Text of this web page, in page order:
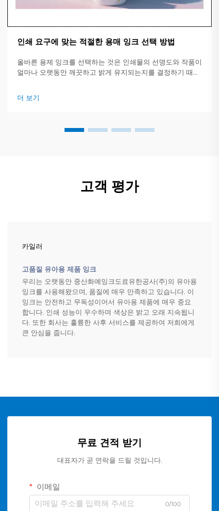
인쇄 요구에 맞는 적절한 용매 잉크 선택 방법
올바른 용제 잉크를 선택하는 것은 인쇄물의 선명도와 작품이
얼마나 오랫동안 깨끗하고 밝게 유지되는지를 결정하기 때문
업 및 확인해야 할 핵심 사항에 대한 개요를 제공합니다.
더 보기
고객 평가
카일러
고품질 유아용 제품 잉크
우리는 오랫동안 중산화예잉크도료유한공사(주)의 유아용
잉크를 사용해왔으며, 품질에 매우 만족하고 있습니다. 이
잉크는 안전하고 무독성이어서 유아용 제품에 매우 중요
합니다. 인쇄 성능이 우수하며 색상은 밝고 오래 지속됩니
다. 또한 회사는 훌륭한 사후 서비스를 제공하여 저희에게
큰 안심을 줍니다.
무료 견적 받기
대표자가 곧 연락을 드릴 것입니다.
이메일
0/100